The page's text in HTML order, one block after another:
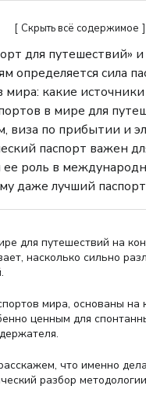
Скрыть всё содержимое
для путешествий»
определяется сила
мира: какие
в мире для
виза по прибытии и
паспорт важен
ее роль в
даже лучший
для путешествий на
насколько сильно
мира, основаны
ценным для
что именно
разбор